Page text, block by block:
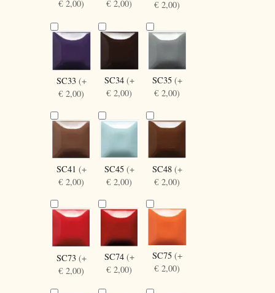
€ 2,00)
€ 2,00)
€ 2,00)
SC33 (+
€ 2,00)
SC34 (+
€ 2,00)
SC35 (+
€ 2,00)
SC41 (+
€ 2,00)
SC45 (+
€ 2,00)
SC48 (+
€ 2,00)
SC73 (+
€ 2,00)
SC74 (+
€ 2,00)
SC75 (+
€ 2,00)